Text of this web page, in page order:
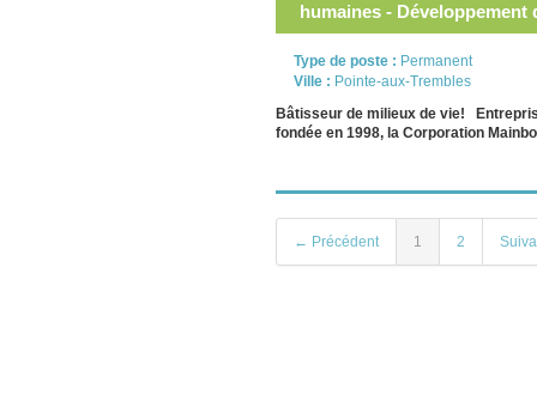
humaines - Développement
Type de poste : Permanent
Ville : Pointe-aux-Trembles
Bâtisseur de milieux de vie!
fondée en 1998, la Corporation
← Précédent 1 2